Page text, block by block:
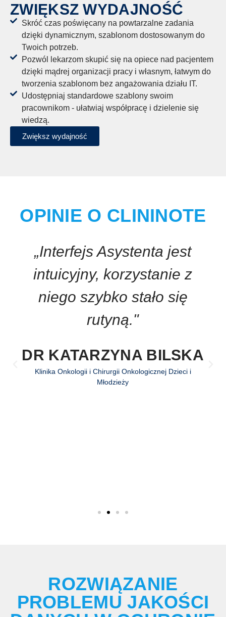
ZWIĘKSZ WYDAJNOŚĆ
Skróć czas poświęcany na powtarzalne zadania
dzięki dynamicznym, szablonom dostosowanym do
Twoich potrzeb.
Pozwól lekarzom skupić się na opiece nad pacjentem
dzięki mądrej organizacji pracy i własnym, łatwym do
tworzenia szablonom bez angażowania działu IT.
Udostępniaj standardowe szablony swoim
pracownikom - ułatwiaj współpracę i dzielenie się
wiedzą.
Zwiększ wydajność
OPINIE O CLININOTE
„Interfejs Asystenta jest
intuicyjny, korzystanie z
niego szybko stało się
rutyną."
DR KATARZYNA BILSKA
Klinika Onkologii i Chirurgii Onkologicznej Dzieci i
Młodzieży
ROZWIĄZANIE
PROBLEMU JAKOŚCI